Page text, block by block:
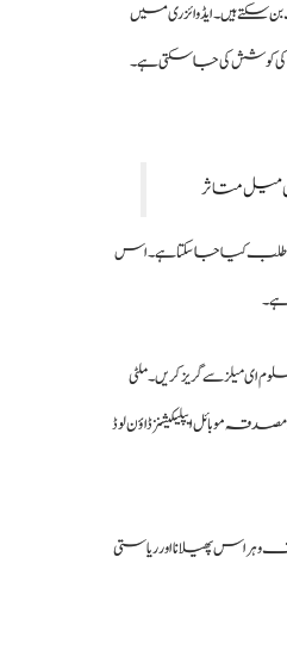
ہیں۔ ایڈوائزری میں
کی کوشش کی جا سکتی ہے۔
طلب کیا جا سکتا ہے۔ اس
سے گریز کریں۔ ملٹی
موبائل ایپلیکیشنز ڈاؤن لوڈ
و ہراس پھیلانا اور ریاستی